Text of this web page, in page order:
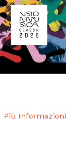
Più Informazioni